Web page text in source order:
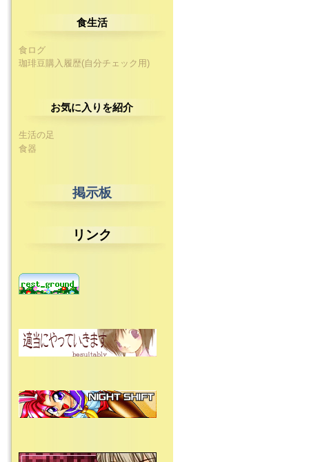
食生活
食ログ
珈琲豆購入履歴(自分チェック用)
お気に入りを紹介
生活の足
食器
掲示板
リンク